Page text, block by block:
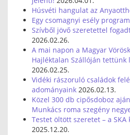
Húsvéti hangulat az
Egy csomagnyi esély
Szívből jövő szeretettel
2026.02.26.
A mai napon a Magyar
Hajléktalan Szállóján tettünk
2026.02.25.
Vidéki rászoruló családok
adományaink 2026.02.13.
Közel 300 db cipősdoboz
Munkács roma szegény
Testet öltött szeretet – a
2025.12.20.